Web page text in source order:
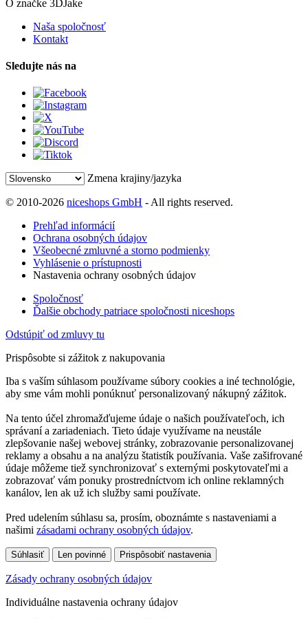
O značke 3DJake
Naša spoločnosť
Kontakt
Sledujte nás na
Zmena krajiny/jazyka
© 2010-2026 niceshops GmbH - All rights reserved.
Prehľad informácií
Ochrana osobných údajov
Všeobecné zmluvné a storno podmienky
Vyhlásenie o prístupnosti
Nastavenia ochrany osobných údajov
Spoločnosť
Ďalšie obchody patriace spoločnosti niceshops
Odstúpiť od zmluvy tu
Prispôsobte si zážitok z nakupovania
Iba s vaším súhlasom používame súbory cookies a iné technológie,
aby sme vám mohli ponúknuť personalizovaný nákupný zážitok.
Na tento účel zhromažďujeme údaje o našich používateľoch, ich
správaní a zariadeniach. Tieto údaje využívame na neustále
zlepšovanie našej webovej stránky, zobrazovanie personalizovanej
reklamy a obsahu a na analýzu štatistík používania. Vaše zašifrované
údaje môžeme tiež synchronizovať s externými poskytovateľmi a
zobrazovať vám ponuky prostredníctvom ich online reklamných
kanálov, len ak už ich služby sami používate.
Pred udelením súhlasu sa, prosím, oboznámte s nastaveniami a
našimi zásadami ochrany osobných údajov.
Súhlasiť Len povinné Prispôsobiť nastavenia
Zásady ochrany osobných údajov
Individuálne nastavenia ochrany údajov